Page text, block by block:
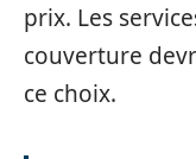
prix. Les
couverture
ce choix.